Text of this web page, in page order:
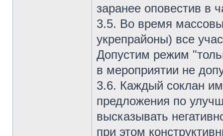
заранее оповестив в
3.5. Во время
укрепрайоны) все
Допустим режим
в мероприятии не
3.6. Каждый соклан
предложения по
высказывать
при этом